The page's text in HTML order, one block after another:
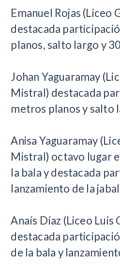
Emanuel Rojas (Liceo
destacada
planos, salto largo y
Johan Yaguaramay
Mistral) destacada
metros planos y salto
Anisa Yaguaramay
Mistral) octavo lugar
la bala y destacada
lanzamiento de la
Anaís Díaz (Liceo Luis
destacada
de la bala y